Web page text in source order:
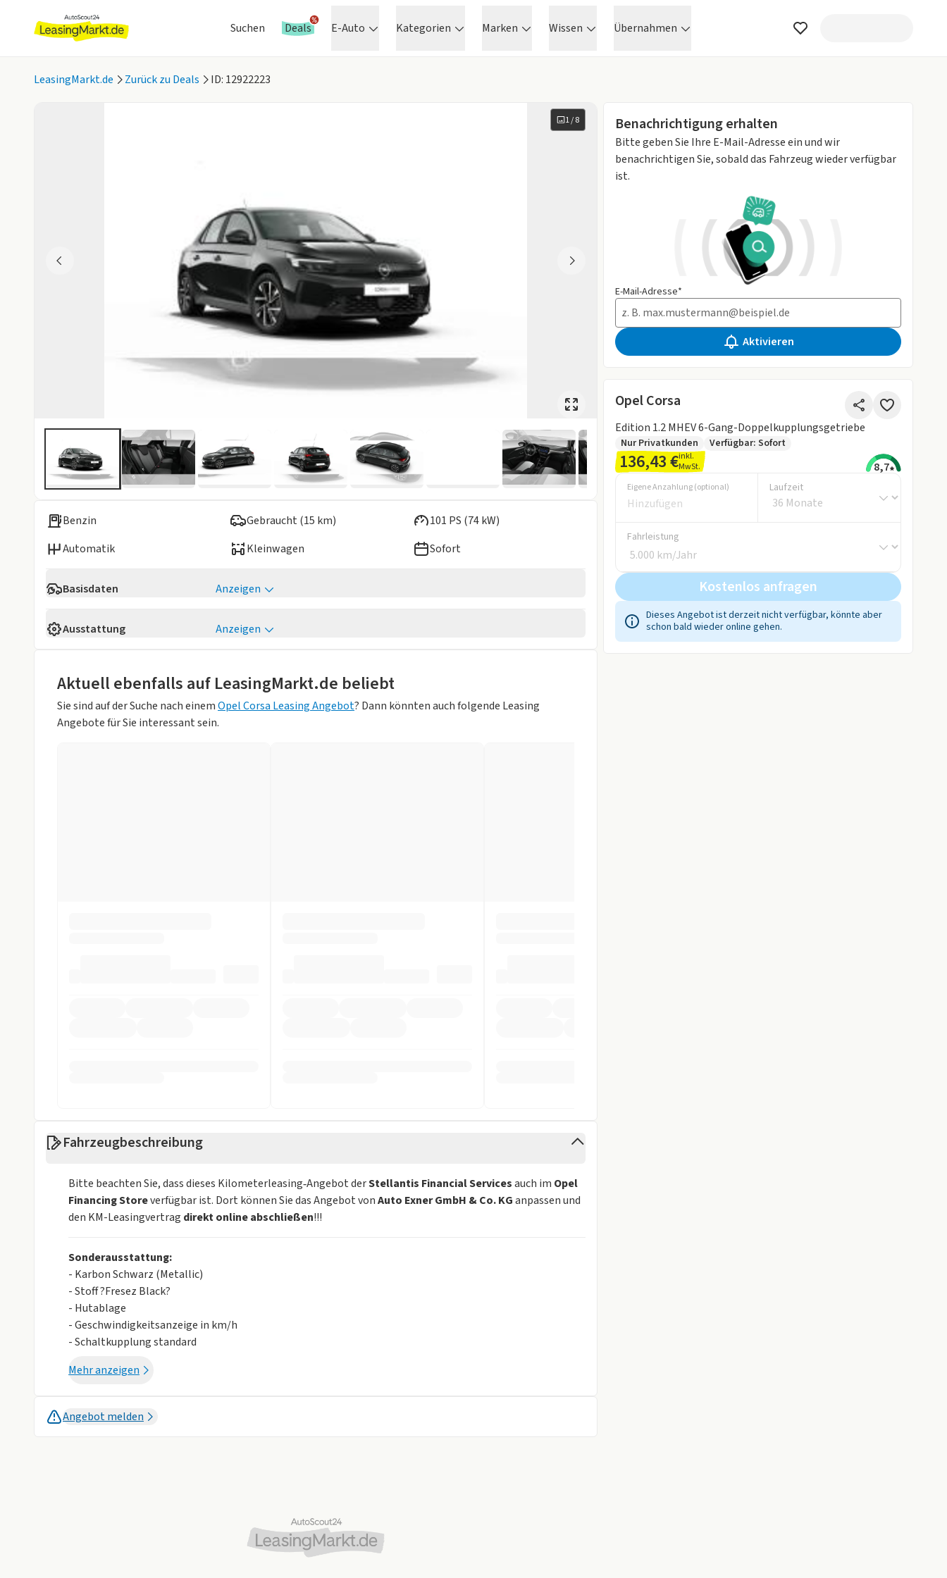
Suchen Deals E-Auto Kategorien Marken Wissen Übernahmen
LeasingMarkt.de Zurück zu Deals ID: 12922223
Benachrichtigung erhalten
Bitte geben Sie Ihre E-Mail-Adresse ein und wir
benachrichtigen Sie, sobald das Fahrzeug wieder verfügbar
ist.
E-Mail-Adresse*
Aktivieren
Opel Corsa
Edition 1.2 MHEV 6-Gang-Doppelkupplungsgetriebe
Nur Privatkunden Verfügbar: Sofort
136,43 €inkl.
MwSt.
8,7
Eigene Anzahlung (optional) Laufzeit
Fahrleistung
Kostenlos anfragen
Dieses Angebot ist derzeit nicht verfügbar, könnte aber
schon bald wieder online gehen.
1/8
Benzin Gebraucht (15 km)
101 PS (74 kW)
Automatik
Kleinwagen Sofort
Basisdaten
Anzeigen
Erstzulassung
12/2025
Fahrzeugaufbau
Kleinwagen
Anzahl der Türen
Ausstattung
Anzeigen
Touchscreen
Aktuell ebenfalls auf LeasingMarkt.de beliebt
Sie sind auf der Suche nach einemOpel Corsa Leasing Angebot? Dann könnten auch folgende Leasing
Angebote für Sie interessant sein.
Fahrzeugbeschreibung
Bitte beachten Sie, dass dieses Kilometerleasing‑Angebot derStellantis Financial Servicesauch im Opel
Financing Storeverfügbar ist. Dort können Sie das Angebot vonAuto Exner GmbH & Co. KGanpassen und
den KM-Leasingvertrag direkt online abschließen!!!
Sonderausstattung:
- Karbon Schwarz (Metallic)
- Stoff ?Fresez Black?
- Hutablage
- Geschwindigkeitsanzeige in km/h
- Schaltkupplung standard
- DDA15C
- Stoßfänger in Wagenfarbe
- Dekorleiste, Akoya Grau/Hochglanzschwarz
Mehr anzeigen
Angebot melden